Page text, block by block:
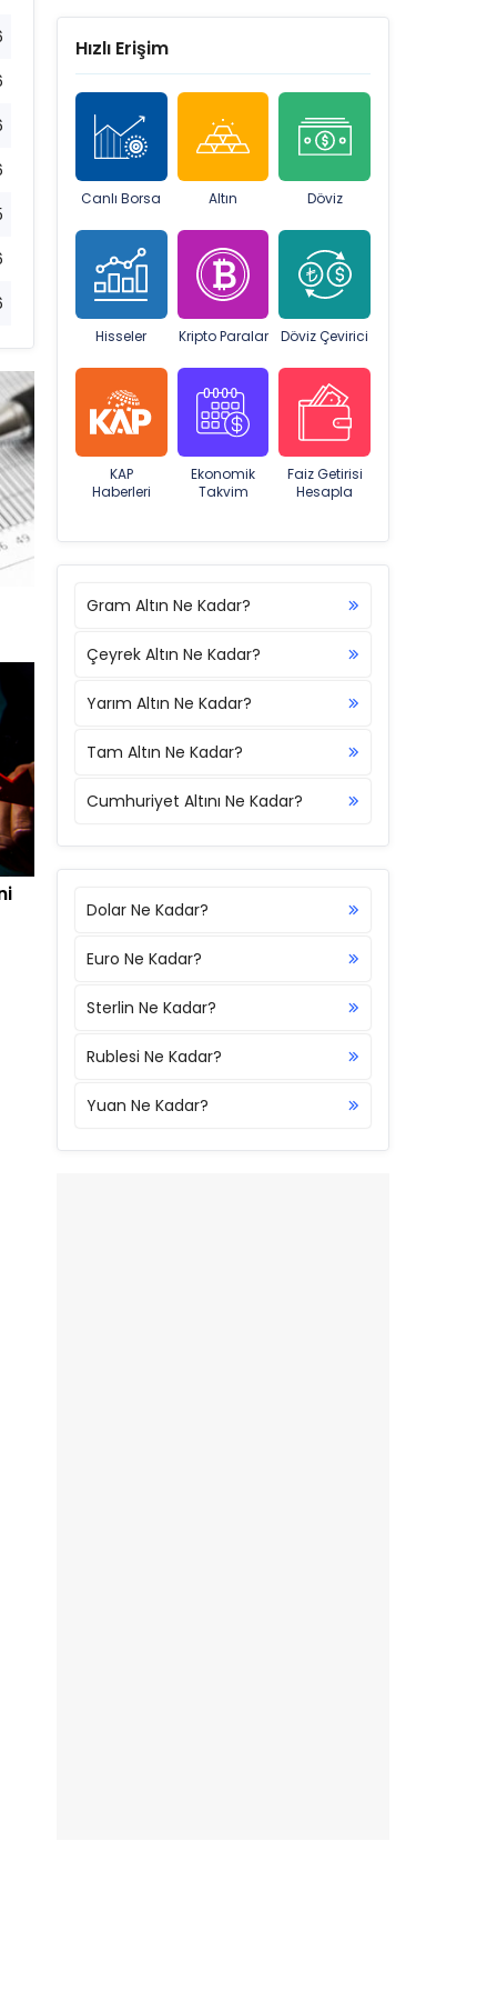
Hızlı Erişim
Canlı Borsa Altın Döviz
Hisseler Kripto Paralar Döviz Çevirici
KAP
Haberleri
Ekonomik
Takvim
Faiz Getirisi
Hesapla
Gram Altın Ne Kadar?
Çeyrek Altın Ne Kadar?
Yarım Altın Ne Kadar?
Tam Altın Ne Kadar?
Cumhuriyet Altını Ne Kadar?
Dolar Ne Kadar?
Euro Ne Kadar?
Sterlin Ne Kadar?
Rublesi Ne Kadar?
Yuan Ne Kadar?